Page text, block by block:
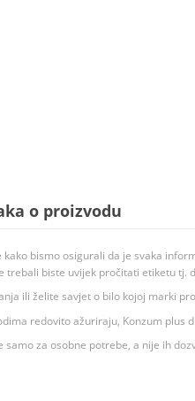
o proizvodu
kako bismo osigurali da je svaka
trebali biste uvijek pročitati etiketu tj.
ili želite savjet o bilo kojoj marki
redovito ažuriraju, Konzum plus
za osobne potrebe, a nije ih